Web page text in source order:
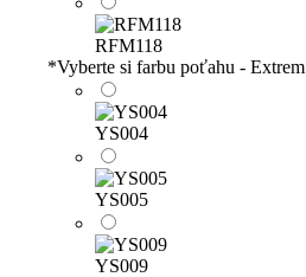
RFM118
*Vyberte si farbu poťahu - Extrem
YS004
YS005
YS009